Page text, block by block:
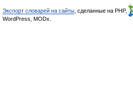
Экспорт словарей на сайты , сделанные на PHP,
WordPress, MODx.